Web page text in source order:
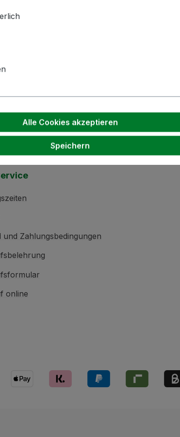
usw.
3 |
und Zahlungsbedingungen
online
Alle Cookies akzeptieren
Speichern